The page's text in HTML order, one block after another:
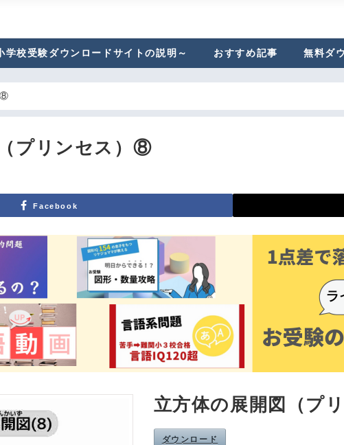
学校受験ダウンロードサイトの説明～ おすすめ記事 無料ダ
⑧
プリンセス）⑧
Facebook
立方体の展開図（プ
ダウンロード